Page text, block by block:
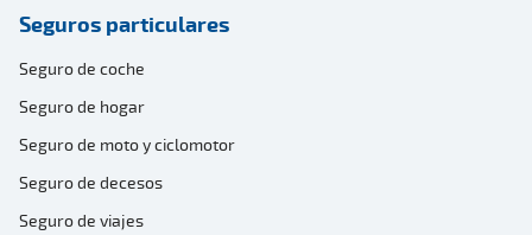
Seguros particulares
Seguro de coche
Seguro de hogar
Seguro de moto y ciclomotor
Seguro de decesos
Seguro de viajes